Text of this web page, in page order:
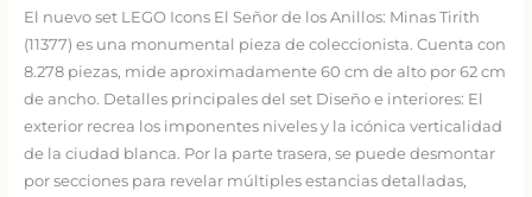
El nuevo set LEGO Icons El Señor de los Anillos: Minas Tirith
(11377) es una monumental pieza de coleccionista. Cuenta con
8.278 piezas, mide aproximadamente 60 cm de alto por 62 cm
de ancho. Detalles principales del set Diseño e interiores: El
exterior recrea los imponentes niveles y la icónica verticalidad
de la ciudad blanca. Por la parte trasera, se puede desmontar
por secciones para revelar múltiples estancias detalladas,